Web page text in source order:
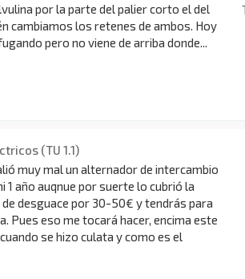
por la parte del palier corto el del
cambiamos los retenes de ambos. Hoy
pero no viene de arriba donde...
(TU 1.1)
muy mal un alternador de intercambio
1 año auqnue por suerte lo cubrió la
de desguace por 30-50€ y tendrás para
Pues eso me tocará hacer, encima este
se hizo culata y como es el